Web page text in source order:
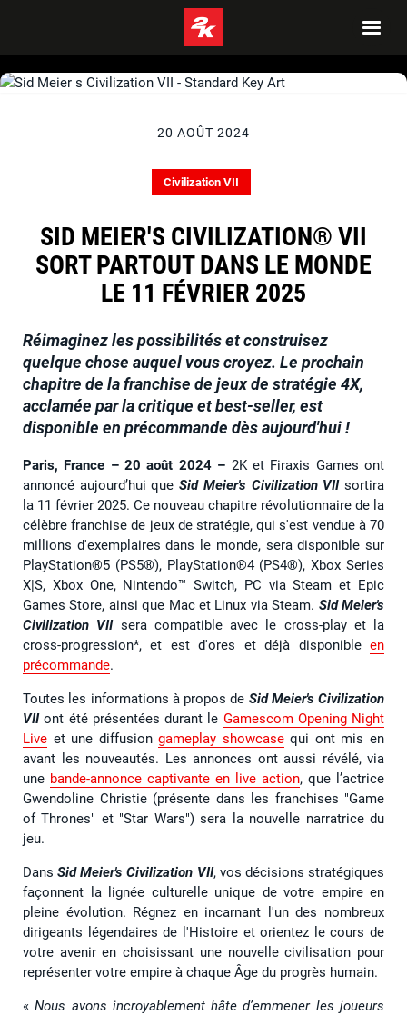
20 AOÛT 2024
Civilization VII
SID MEIER'S CIVILIZATION® VII
SORT PARTOUT DANS LE MONDE
LE 11 FÉVRIER 2025
Réimaginez les possibilités et construisez
quelque chose auquel vous croyez. Le prochain
chapitre de la franchise de jeux de stratégie 4X,
acclamée par la critique et best-seller, est
disponible en précommande dès aujourd'hui !
Paris, France – 20 août 2024– 2K et Firaxis Games ont
annoncé aujourd’hui queSid Meier's Civilization VIIsortira
la 11 février 2025. Ce nouveau chapitre révolutionnaire de la
célèbre franchise de jeux de stratégie, qui s'est vendue à 70
millions d'exemplaires dans le monde, sera disponible sur
PlayStation®5 (PS5®), PlayStation®4 (PS4®), Xbox Series
X|S, Xbox One, Nintendo™ Switch, PC via Steam et Epic
Games Store, ainsi que Mac et Linux via Steam. Sid Meier's
Civilization VIIsera compatible avec le cross-play et la
cross-progression*, et est d'ores et déjà disponible en
précommande.
Toutes les informations à propos de Sid Meier's Civilization
VIIont été présentées durant le Gamescom Opening Night
Live et une diffusiongameplay showcasequi ont mis en
avant les nouveautés. Les annonces ont aussi révélé, via
une bande-annonce captivante en live action, que l’actrice
Gwendoline Christie (présente dans les franchises "Game
of Thrones" et "Star Wars") sera la nouvelle narratrice du
jeu.
DansSid Meier's Civilization VII, vos décisions stratégiques
façonnent la lignée culturelle unique de votre empire en
pleine évolution. Régnez en incarnant l'un des nombreux
dirigeants légendaires de l'Histoire et orientez le cours de
votre avenir en choisissant une nouvelle civilisation pour
représenter votre empire à chaque Âge du progrès humain.
«Nous avons incroyablement hâte d’emmener les joueurs